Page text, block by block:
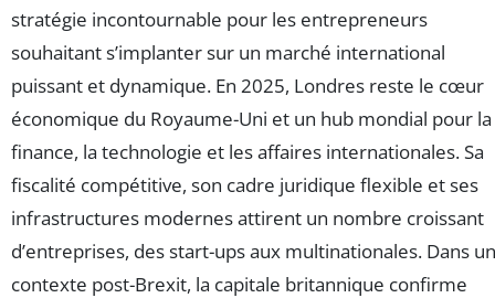
stratégie incontournable pour les entrepreneurs
souhaitant s’implanter sur un marché international
puissant et dynamique. En 2025, Londres reste le cœur
économique du Royaume-Uni et un hub mondial pour la
finance, la technologie et les affaires internationales. Sa
fiscalité compétitive, son cadre juridique flexible et ses
infrastructures modernes attirent un nombre croissant
d’entreprises, des start-ups aux multinationales. Dans un
contexte post-Brexit, la capitale britannique confirme